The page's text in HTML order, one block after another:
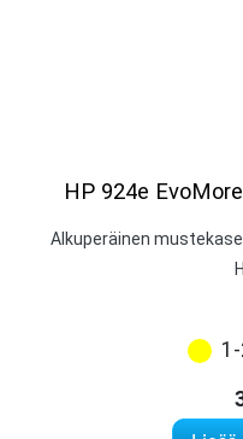
HP 924e
Alkuperäinen